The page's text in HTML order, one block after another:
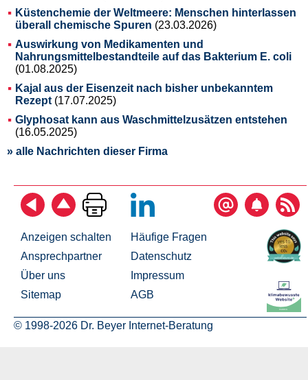
Küstenchemie der Weltmeere: Menschen hinterlassen
überall chemische Spuren (23.03.2026)
Auswirkung von Medikamenten und
Nahrungsmittelbestandteile auf das Bakterium E. coli
(01.08.2025)
Kajal aus der Eisenzeit nach bisher unbekanntem
Rezept (17.07.2025)
Glyphosat kann aus Waschmittelzusätzen entstehen
(16.05.2025)
» alle Nachrichten dieser Firma
Anzeigen schalten
Ansprechpartner
Über uns
Sitemap
Häufige Fragen
Datenschutz
Impressum
AGB
© 1998-2026 Dr. Beyer Internet-Beratung